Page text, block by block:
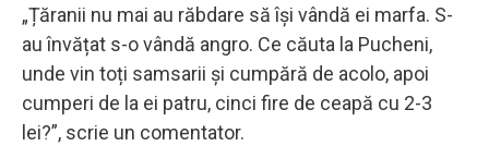
„Țăranii nu mai au răbdare să își vândă ei marfa. S-
au învățat s-o vândă angro. Ce căuta la Pucheni,
unde vin toți samsarii și cumpără de acolo, apoi
cumperi de la ei patru, cinci fire de ceapă cu 2-3
lei?”, scrie un comentator.